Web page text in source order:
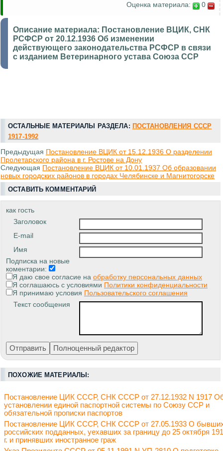
Оценка материала: 0
Описание материала: Постановление ВЦИК, СНК
РСФСР от 20.12.1936 Об изменении
действующего законодательства РСФСР в связи
с изданием Ветеринарного устава Союза ССР
ОСТАЛЬНЫЕ МАТЕРИАЛЫ РАЗДЕЛА: ПОСТАНОВЛЕНИЯ СССР
1917-1992
Предыдущая Постановление ВЦИК от 15.12.1936 О разделении
Пролетарского района в г. Ростове на Дону
Следующая Постановление ВЦИК от 10.01.1937 Об образовании
новых городских районов в городах Челябинске и Магнитогорске
ОСТАВИТЬ КОММЕНТАРИЙ
как гость
Заголовок
E-mail
Имя
Подписка на новые
коментарии:
Я даю свое согласие на обработку персональных данных
Я соглашаюсь с условиями Политики конфиденциальности
Я принимаю условия Пользовательского соглашения
Текст сообщения
ПОХОЖИЕ МАТЕРИАЛЫ:
Постановление ЦИК СССР, СНК СССР от 27.12.1932 N 1917
установлении единой паспортной системы по Союзу ССР и
обязательной прописки паспортов
Постановление ЦИК СССР, СНК СССР от 27.05.1933 О
российских подданных, уехавших за границу до 25 октября
г. и принявших иностранное граж